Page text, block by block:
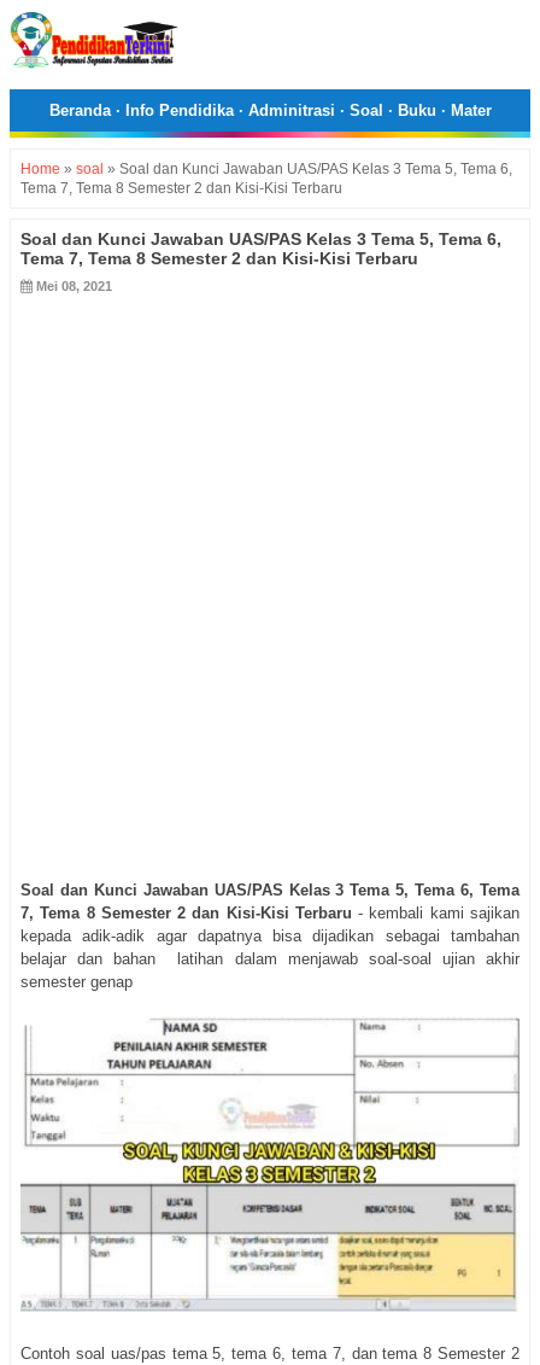
Beranda· Info Pendidika· Adminitrasi · Soal · Buku · Mater
Home » soal » Soal dan Kunci Jawaban UAS/PAS Kelas 3 Tema 5, Tema 6,
Tema 7, Tema 8 Semester 2 dan Kisi-Kisi Terbaru
Soal dan Kunci Jawaban UAS/PAS Kelas 3 Tema 5, Tema 6,
Tema 7, Tema 8 Semester 2 dan Kisi-Kisi Terbaru
Mei 08, 2021
Soal dan Kunci Jawaban UAS/PAS Kelas 3 Tema 5, Tema 6, Tema
7, Tema 8 Semester 2 dan Kisi-Kisi Terbaru- kembali kami sajikan
kepada adik-adik agar dapatnya bisa dijadikan sebagai tambahan
belajar dan bahan latihan dalam menjawab soal-soal ujian akhir
semester genap
Contoh soal uas/pas tema 5, tema 6, tema 7, dan tema 8 Semester 2